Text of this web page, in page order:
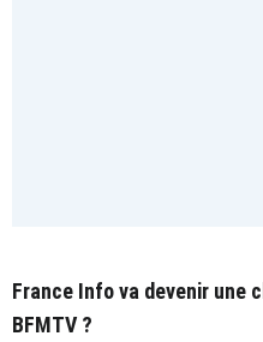
France Info va devenir une
BFMTV ?